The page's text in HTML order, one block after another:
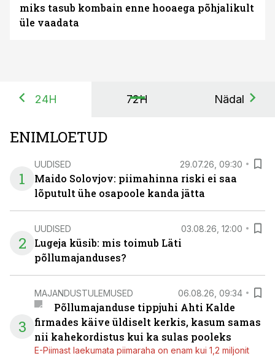
miks tasub kombain enne hooaega põhjalikult
üle vaadata
24H 72H Nädal
ENIMLOETUD
1
UUDISED 29.07.26, 09:30
Maido Solovjov: piimahinna riski ei saa
lõputult ühe osapoole kanda jätta
2
UUDISED 03.08.26, 12:00
Lugeja küsib: mis toimub Läti
põllumajanduses?
3
MAJANDUSTULEMUSED 06.08.26, 09:34
Põllumajanduse tippjuhi Ahti Kalde
firmades käive üldiselt kerkis, kasum samas
nii kahekordistus kui ka sulas pooleks
E-Piimast laekumata piimaraha on enam kui 1,2 miljonit